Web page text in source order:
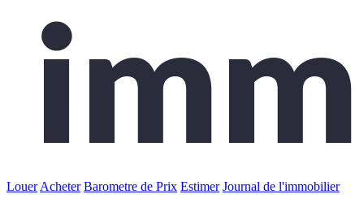
Louer Acheter Barometre de Prix Estimer Journal de l'immobilier